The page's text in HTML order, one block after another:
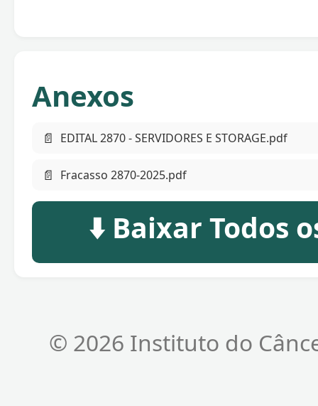
Anexos
📄 EDITAL 2870 - SERVIDORES E STORAGE.pdf
📄 Fracasso 2870-2025.pdf
⬇️ Baixar Todos
© 2026 Instituto do